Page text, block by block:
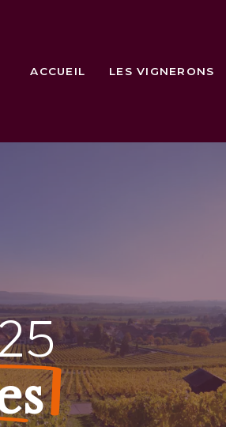
ACCUEIL LES VIGNERONS